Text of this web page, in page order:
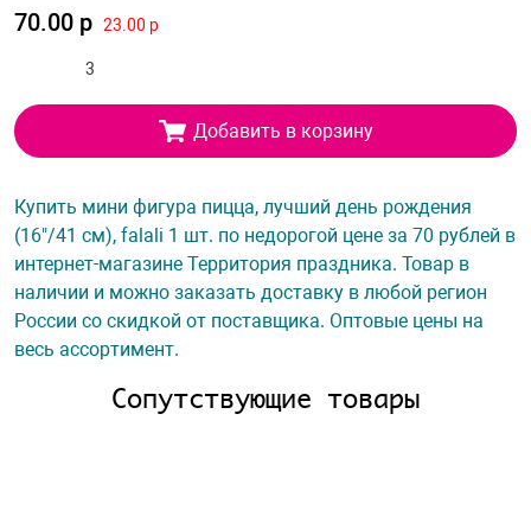
70.00 р 23.00 р
Добавить в корзину
Купить мини фигура пицца, лучший день рождения
(16"/41 см), falali 1 шт. по недорогой цене за 70 рублей в
интернет-магазине Территория праздника. Товар в
наличии и можно заказать доставку в любой регион
России со скидкой от поставщика. Оптовые цены на
весь ассортимент.
Сопутствующие товары